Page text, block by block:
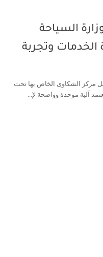
السياحة
الخدمات وتجربة
مركز الشكاوى الخاص بها تحت
آلية موحدة وواضحة لإ...